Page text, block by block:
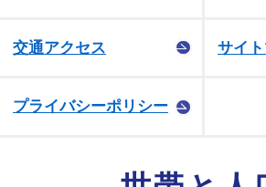
交通アクセス サイ
プライバシーポリシー